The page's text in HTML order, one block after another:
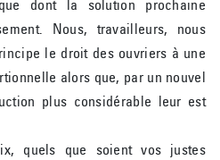
dont la solution prochaine
Nous, travailleurs, nous
le droit des ouvriers à une
alors que, par un nouvel
plus considérable leur est
quels que soient vos justes